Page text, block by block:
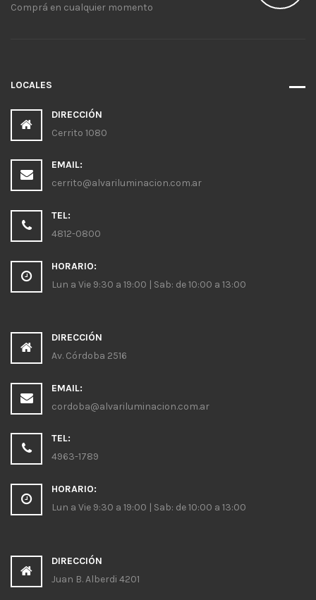
Comprá en cualquier momento
LOCALES
DIRECCIÓN
Cerrito 1080
EMAIL:
cerrito@alvariluminacion.com.ar
TEL:
4812-0800
HORARIO:
Lun a Vie 9:30 a 19:00 | Sab: de 10:00 a 13:00
DIRECCIÓN
Av. Córdoba 2516
EMAIL:
cordoba@alvariluminacion.com.ar
TEL:
4963-1789
HORARIO:
Lun a Vie 9:30 a 19:00 | Sab: de 10:00 a 13:00
DIRECCIÓN
Juan B. Alberdi 4201